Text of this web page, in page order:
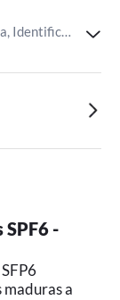
Marca, Identificador del artículo de Miravia
-
a